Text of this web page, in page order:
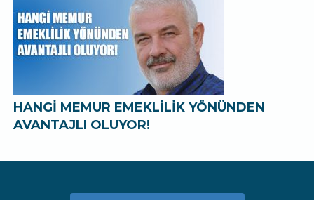
HANGİ MEMUR EMEKLİLİK YÖNÜNDEN
AVANTAJLI OLUYOR!